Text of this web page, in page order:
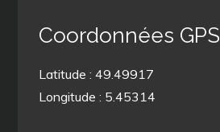
Coordonnées GPS
Latitude : 49.49917
Longitude : 5.45314